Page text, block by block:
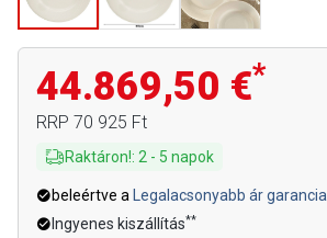
44.869,50 €*
RRP 70 925 Ft
Raktáron!: 2 - 5 napok
beleértve a
Legalacsonyabb ár garancia
Ingyenes kiszállítás**